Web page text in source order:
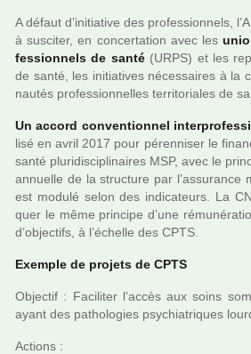
A défaut d’ini­tia­tive des pro­fes­sion­nels,
à sus­ci­ter, en concer­ta­tion avec les
fes­sion­nels de santé(URPS) et les
de santé, les ini­tia­ti­ves néces­sai­res à la
nau­tés pro­fes­sion­nel­les ter­ri­to­ria­les de
Un accord conven­tion­nel
lisé en avril 2017 pour péren­ni­ser le
santé plu­ri­dis­ci­pli­nai­res MSP, avec le
annuelle de la struc­ture par l’assu­rance
est modulé selon des indi­ca­teurs. La
quer le même prin­cipe d’une
d’objec­tifs, à l’échelle des CPTS.
Exemple de pro­jets de CPTS
Objectif : Faciliter l’accès aux soins
ayant des patho­lo­gies psy­chia­tri­ques
Actions :